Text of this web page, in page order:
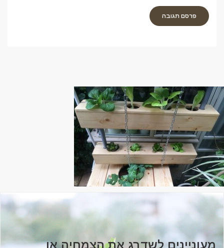
מעוניינים לשדרג את הצמחיה או